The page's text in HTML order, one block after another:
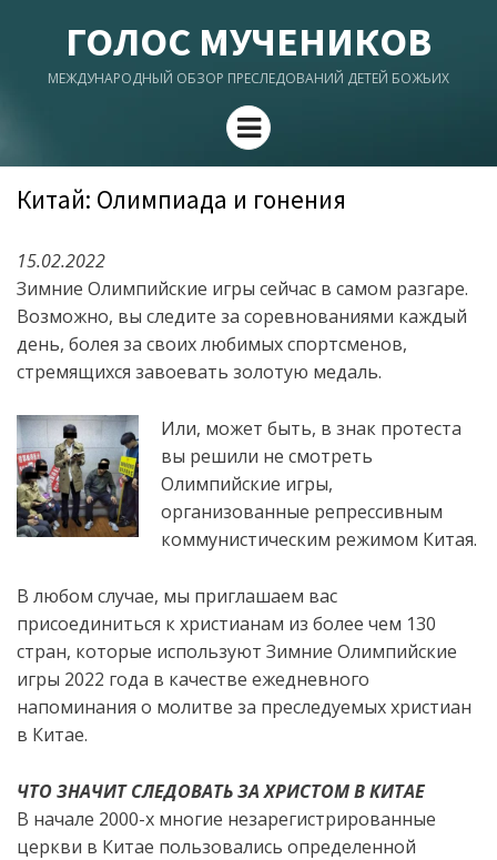
ГОЛОС МУЧЕНИКОВ
МЕЖДУНАРОДНЫЙ ОБЗОР ПРЕСЛЕДОВАНИЙ ДЕТЕЙ БОЖЬИХ
Menu
Китай: Олимпиада и гонения
15.02.2022
Зимние Олимпийские игры сейчас в самом разгаре.
Возможно, вы следите за соревнованиями каждый
день, болея за своих любимых спортсменов,
стремящихся завоевать золотую медаль.
Или, может быть, в знак протеста
вы решили не смотреть
Олимпийские игры,
организованные репрессивным
коммунистическим режимом Китая.
В любом случае, мы приглашаем вас
присоединиться к христианам из более чем 130
стран, которые используют Зимние Олимпийские
игры 2022 года в качестве ежедневного
напоминания о молитве за преследуемых христиан
в Китае.
ЧТО ЗНАЧИТ СЛЕДОВАТЬ ЗА ХРИСТОМ В КИТАЕ
В начале 2000-х многие незарегистрированные
церкви в Китае пользовались определенной